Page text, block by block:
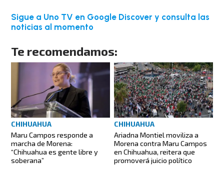
Sigue a Uno TV en Google Discover y consulta las
noticias al momento
Te recomendamos:
CHIHUAHUA
Maru Campos responde a
marcha de Morena:
“Chihuahua es gente libre y
soberana”
CHIHUAHUA
Ariadna Montiel moviliza a
Morena contra Maru Campos
en Chihuahua, reitera que
promoverá juicio político